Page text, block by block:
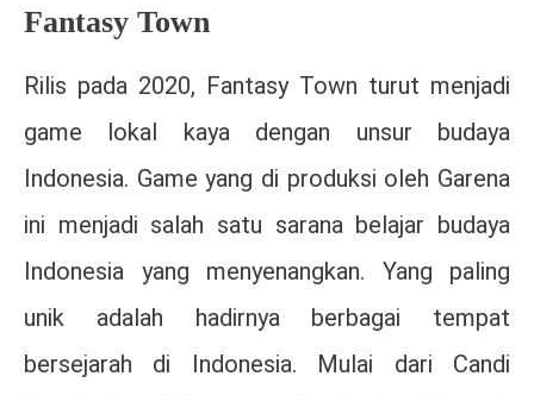
Fantasy Town
Rilis pada 2020, Fantasy Town turut menjadi
game lokal kaya dengan unsur budaya
Indonesia. Game yang di produksi oleh Garena
ini menjadi salah satu sarana belajar budaya
Indonesia yang menyenangkan. Yang paling
unik adalah hadirnya berbagai tempat
bersejarah di Indonesia. Mulai dari Candi